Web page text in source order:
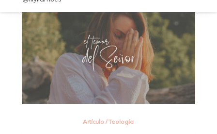
Artículo /Teología